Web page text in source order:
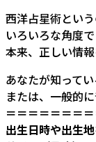
西洋占星術という
いろいろな角度
本来、正しい情報
あなたが知ってい
または、一般的
＝＝＝＝＝＝＝
出生日時や出生